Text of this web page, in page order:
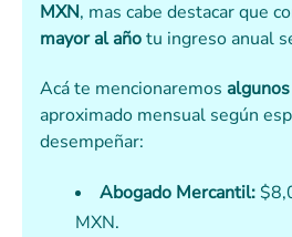
MXN, mas cabe destacar que
mayor al añotu ingreso anual
Acá te mencionaremos
aproximado mensual según
desempeñar:
Abogado Mercantil:
MXN.